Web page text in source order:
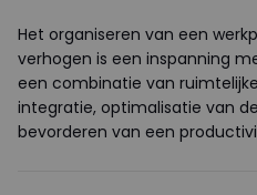
Het organiseren van een
verhogen is een inspanning
een combinatie van
integratie, optimalisatie van
bevorderen van een